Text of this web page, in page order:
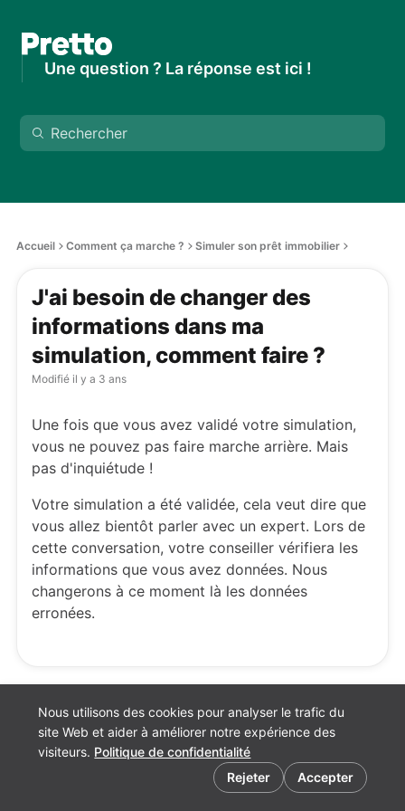
Une question ? La réponse est ici !
Nous utilisons des cookies pour analyser le trafic du
site Web et aider à améliorer notre expérience des
visiteurs. Politique de confidentialité
Rejeter
Accepter
Accueil Comment ça marche ? Simuler son prêt immobilier
J'ai besoin de changer des
informations dans ma
simulation, comment faire ?
Modifié il y a 3 ans
Une fois que vous avez validé votre simulation,
vous ne pouvez pas faire marche arrière. Mais
pas d'inquiétude !
Votre simulation a été validée, cela veut dire que
vous allez bientôt parler avec un expert. Lors de
cette conversation, votre conseiller vérifiera les
informations que vous avez données. Nous
changerons à ce moment là les données
erronées.